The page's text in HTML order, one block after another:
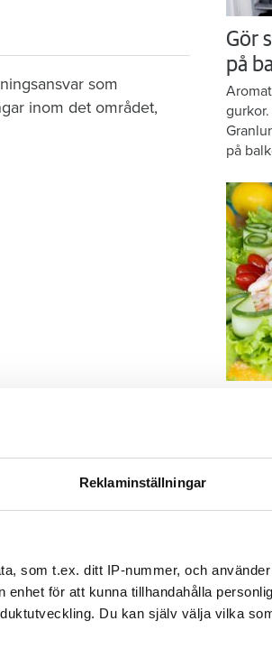
Reklaminställningar
som t.ex. ditt IP-nummer, och
för att kunna tillhandahålla
Du kan själv välja vilka
som
inom det området,
att
000
Gör
på
på
–